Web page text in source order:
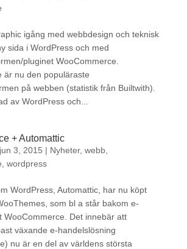
igång med webbdesign och teknisk
sida i WordPress och med
pluginet WooCommerce.
är nu den populäraste
på webben (statistik från Builtwith).
av WordPress och...
+ Automattic
jun 3, 2015 | Nyheter, webb,
wordpress
WordPress, Automattic, har nu köpt
som bl a står bakom e-
WooCommerce. Det innebär att
växande e-handelslösning
nu är en del av världens största